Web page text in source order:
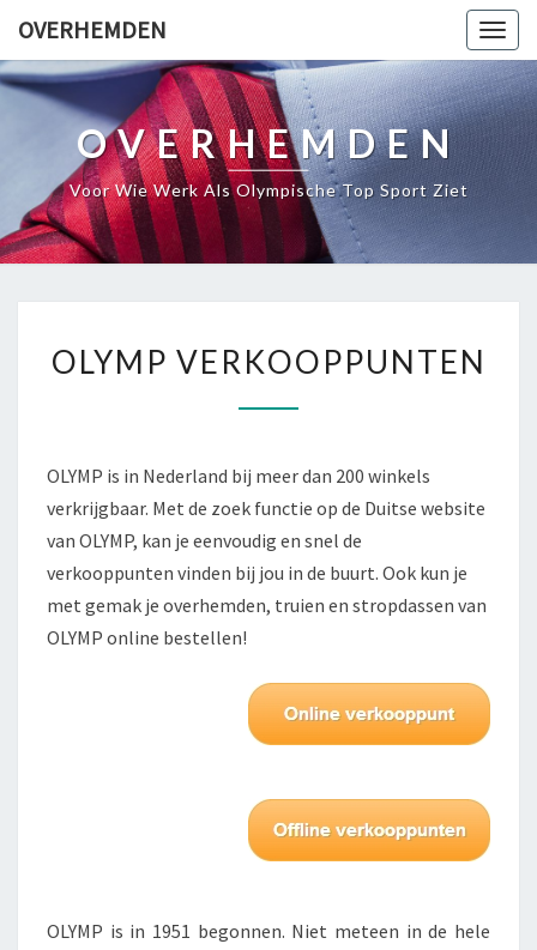
OVERHEMDEN
OVERHEMDEN
Voor Wie Werk Als Olympische Top Sport Ziet
VERKOOPPUNTEN
OLYMP VERKOOPPUNTEN
OLYMP is in Nederland bij meer dan 200 winkels
verkrijgbaar. Met de zoek functie op de Duitse website
van OLYMP, kan je eenvoudig en snel de
verkooppunten vinden bij jou in de buurt. Ook kun je
met gemak je overhemden, truien en stropdassen van
OLYMP online bestellen!
OLYMP is in 1951 begonnen. Niet meteen in de hele